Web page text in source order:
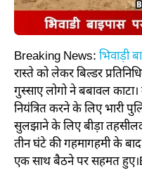
Breaking News: भिवाड़ी
रास्ते को लेकर बिल्डर
गुस्साए लोगो ने बबावल
नियंत्रित करने के लिए भारी
सुलझाने के लिए बीड़ा
तीन घंटे की गहमागहमी के
एक साथ बैठने पर सहमत